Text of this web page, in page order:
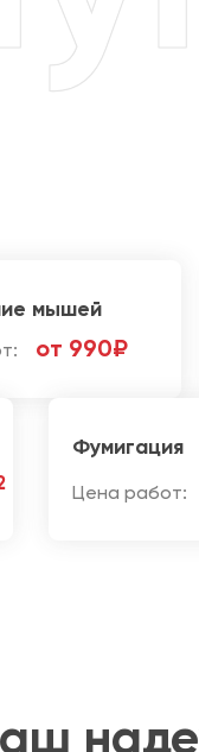
мышей
от 990₽
Фумигация
Цена работ: